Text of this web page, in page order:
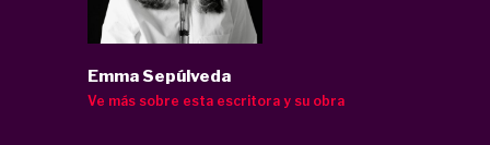
Emma Sepúlveda
Ve más sobre esta escritora y su obra